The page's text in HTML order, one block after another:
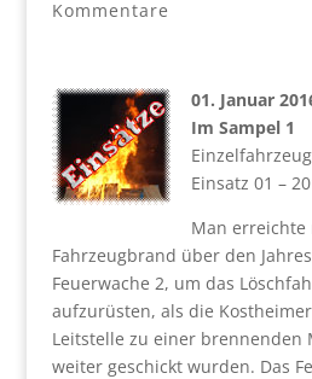
Kommentare
01. Januar
Im Sampel 1
Einsatz 01 –
Man erreichte
Fahrzeugbrand über den
Feuerwache 2, um das
aufzurüsten, als die
Leitstelle zu einer brennenden
weiter geschickt wurden. Das